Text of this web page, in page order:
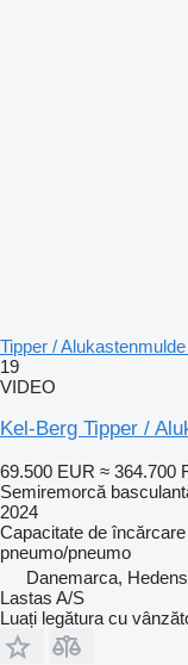
Tipper /
19
VIDEO
Kel-Berg Tipper /
69.500 EUR ≈ 364.700
Semiremorcă
2024
Capacitate de încărcare
pneumo/pneumo
Danemarca,
Lastas A/S
Luați legătura cu